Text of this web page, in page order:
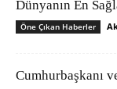
Dünyanın En
Öne Çıkan Haberler
Cumhurbaşkanı